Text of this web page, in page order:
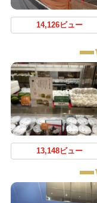
14,126ビュー
13,148ビュー